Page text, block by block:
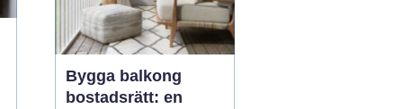
Bygga balkong
bostadsrätt: en